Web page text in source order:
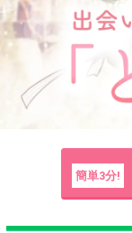
簡単3分!